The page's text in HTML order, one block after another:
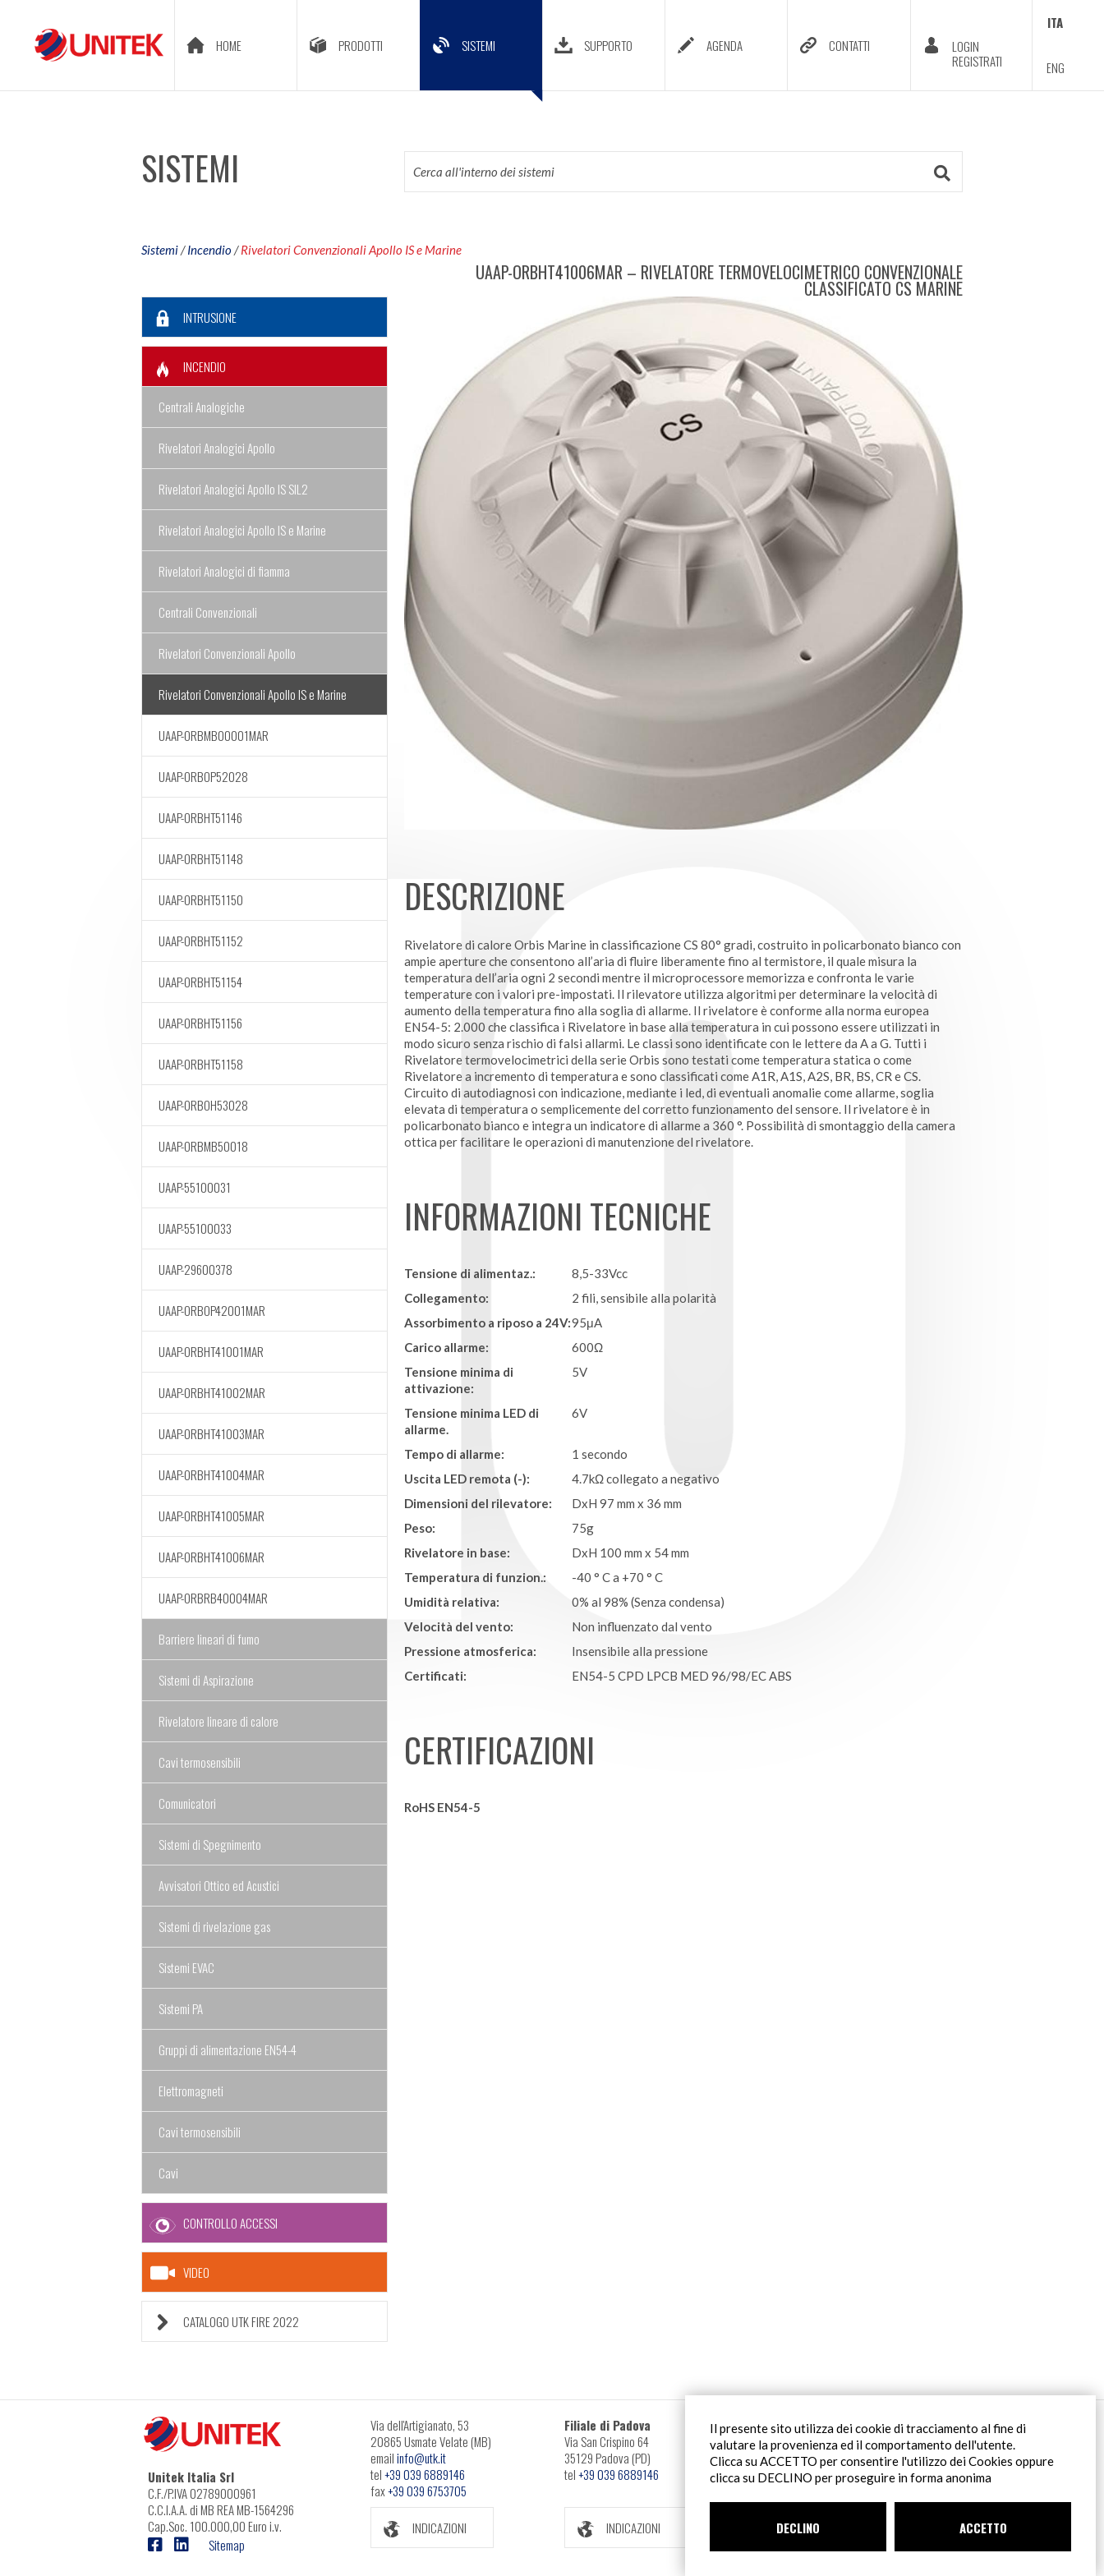
Il presente sito utilizza dei cookie di tracciamento al fine di
valutare la provenienza ed il comportamento dell'utente.
Clicca su ACCETTO per consentire l'utilizzo dei Cookies oppure
clicca su DECLINO per proseguire in forma anonima
DECLINO ACCETTO
HOME PRODOTTI SISTEMI SUPPORTO AGENDA CONTATTI
LOGIN
REGISTRATI
ITA
ENG
SISTEMI
Sistemi/Incendio/Rivelatori Convenzionali Apollo IS e Marine
UAAP-ORBHT41006MAR – RIVELATORE TERMOVELOCIMETRICO CONVENZIONALE
CLASSIFICATO CS MARINE
DESCRIZIONE
Rivelatore di calore Orbis Marine in classificazione CS 80° gradi, costruito in policarbonato bianco con
ampie aperture che consentono all’aria di fluire liberamente fino al termistore, il quale misura la
temperatura dell’aria ogni 2 secondi mentre il microprocessore memorizza e confronta le varie
temperature con i valori pre-impostati. Il rilevatore utilizza algoritmi per determinare la velocità di
aumento della temperatura fino alla soglia di allarme. Il rivelatore è conforme alla norma europea
EN54-5: 2.000 che classifica i Rivelatore in base alla temperatura in cui possono essere utilizzati in
modo sicuro senza rischio di falsi allarmi. Le classi sono identificate con le lettere da A a G. Tutti i
Rivelatore termovelocimetrici della serie Orbis sono testati come temperatura statica o come
Rivelatore a incremento di temperatura e sono classificati come A1R, A1S, A2S, BR, BS, CR e CS.
Circuito di autodiagnosi con indicazione, mediante i led, di eventuali anomalie come allarme, soglia
elevata di temperatura o semplicemente del corretto funzionamento del sensore. Il rivelatore è in
policarbonato bianco e integra un indicatore di allarme a 360 °. Possibilità di smontaggio della camera
ottica per facilitare le operazioni di manutenzione del rivelatore.
INFORMAZIONI TECNICHE
Tensione di alimentaz.:
8,5-33Vcc
Collegamento:
2 fili, sensibile alla polarità
Assorbimento a riposo a 24V:95μA
Carico allarme:
600Ω
Tensione minima di
attivazione:
5V
Tensione minima LED di
allarme.
6V
Tempo di allarme:
1 secondo
Uscita LED remota (-):
4.7kΩ collegato a negativo
Dimensioni del rilevatore:
DxH 97 mm x 36 mm
Peso:
75g
Rivelatore in base:
DxH 100 mm x 54 mm
Temperatura di funzion.:
-40 ° C a +70 ° C
Umidità relativa:
0% al 98% (Senza condensa)
Velocità del vento:
Non influenzato dal vento
Pressione atmosferica:
Insensibile alla pressione
Certificati:
EN54-5 CPD LPCB MED 96/98/EC ABS
CERTIFICAZIONI
RoHS EN54-5
INTRUSIONE
INCENDIO
Centrali Analogiche
Rivelatori Analogici Apollo
Rivelatori Analogici Apollo IS SIL2
Rivelatori Analogici Apollo IS e Marine
Rivelatori Analogici di fiamma
Centrali Convenzionali
Rivelatori Convenzionali Apollo
Rivelatori Convenzionali Apollo IS e Marine
UAAP-ORBMB00001MAR
UAAP-ORBOP52028
UAAP-ORBHT51146
UAAP-ORBHT51148
UAAP-ORBHT51150
UAAP-ORBHT51152
UAAP-ORBHT51154
UAAP-ORBHT51156
UAAP-ORBHT51158
UAAP-ORBOH53028
UAAP-ORBMB50018
UAAP-55100031
UAAP-55100033
UAAP-29600378
UAAP-ORBOP42001MAR
UAAP-ORBHT41001MAR
UAAP-ORBHT41002MAR
UAAP-ORBHT41003MAR
UAAP-ORBHT41004MAR
UAAP-ORBHT41005MAR
UAAP-ORBHT41006MAR
UAAP-ORBRB40004MAR
Barriere lineari di fumo
Sistemi di Aspirazione
Rivelatore lineare di calore
Cavi termosensibili
Comunicatori
Sistemi di Spegnimento
Avvisatori Ottico ed Acustici
Sistemi di rivelazione gas
Sistemi EVAC
Sistemi PA
Gruppi di alimentazione EN54-4
Elettromagneti
Cavi termosensibili
Cavi
CONTROLLO ACCESSI
VIDEO
CATALOGO UTK FIRE 2022
Unitek Italia Srl
C.F./P.IVA 02789000961
C.C.I.A.A. di MB REA MB-1564296
Cap.Soc. 100.000,00 Euro i.v.
Sitemap
Via dell'Artigianato, 53
20865 Usmate Velate (MB)
emailinfo@utk.it
tel+39 039 6889146
fax+39 039 6753705
INDICAZIONI
Filiale di Padova
Via San Crispino 64
35129 Padova (PD)
tel+39 039 6889146
INDICAZIONI
Filiale Roma
Via Pontina 583
00128 Roma (RM)
tel+39 06 80079273
INDICAZIONI